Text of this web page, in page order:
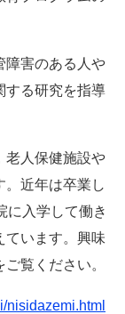
障害のある人や
する研究を指導
老人保健施設や
。近年は卒業し
に入学して働き
ています。興味
覧ください。
nisidazemi.html